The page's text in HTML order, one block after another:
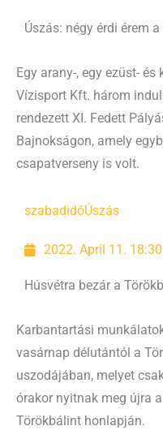
Úszás: négy érdi érem a
Egy arany-, egy ezüst-
Vízisport Kft. három
rendezett XI. Fedett
Bajnokságon, amely
csapatverseny is volt.
szabadidőÚszás
2022. April 11. 18:30
Húsvétra bezár a
Karbantartási
vasárnap délutántól a
uszodájában, melyet
órakor nyitnak meg újra
Törökbálint honlapján.